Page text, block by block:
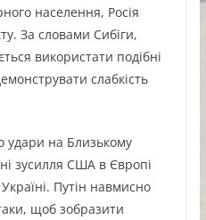
населення, Росія
За словами Сибіги,
використати подібні
слабкість
удари на Близькому
зусилля США в Європі
Путін навмисно
щоб зобразити